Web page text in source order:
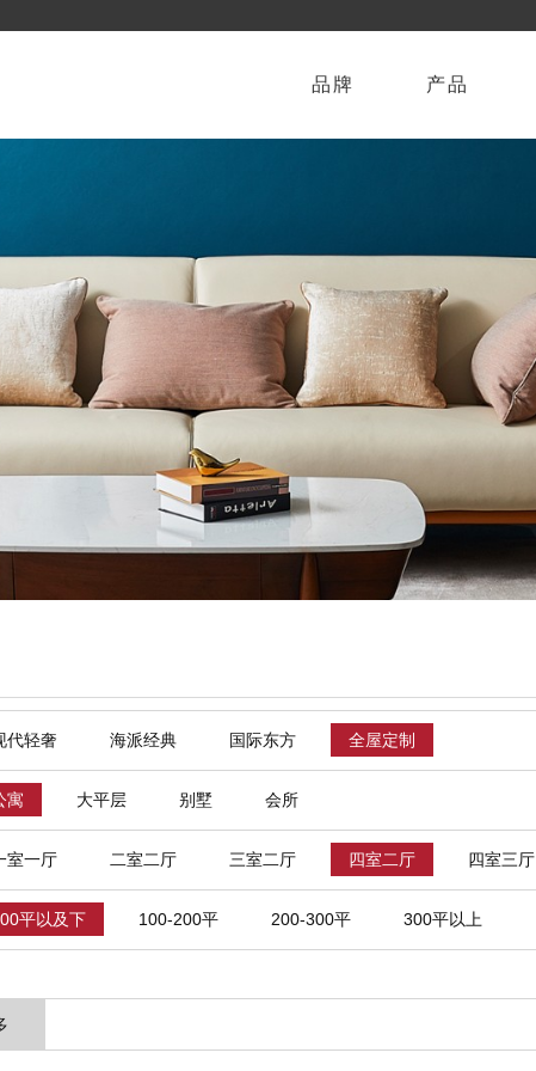
品牌 产品
代轻奢 海派经典 国际东方 全屋定制
寓 大平层 别墅 会所
室一厅 二室二厅 三室二厅 四室二厅 四室三厅
平以及下 100-200平 200-300平 300平以上